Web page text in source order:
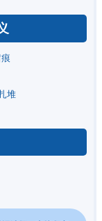
堆